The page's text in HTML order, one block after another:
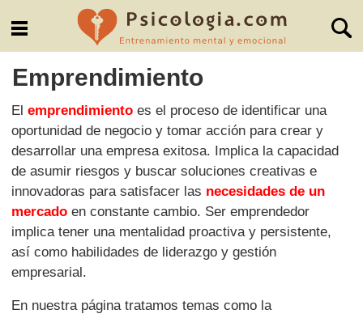
Emprendimiento
Elemprendimiento es el proceso de identificar una
oportunidad de negocio y tomar acción para crear y
desarrollar una empresa exitosa. Implica la capacidad
de asumir riesgos y buscar soluciones creativas e
innovadoras para satisfacer las necesidades de un
mercado en constante cambio. Ser emprendedor
implica tener una mentalidad proactiva y persistente,
así como habilidades de liderazgo y gestión
empresarial.
En nuestra página tratamos temas como la